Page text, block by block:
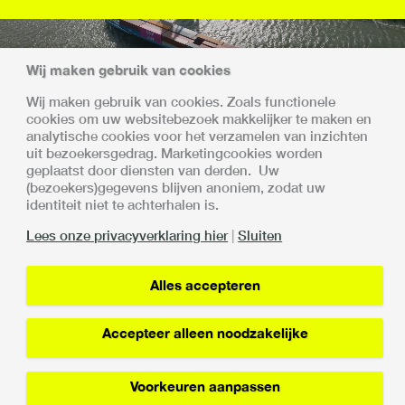
Samen sterk
Met alle deelnemers is afgesproken dat de invoering en
opschaling van de Vertrouwensketen gefaseerd en
gecontroleerd plaatsvindt.
De Vertrouwensketen is een samenwerking van:
Privacy verklaring
Wij maken gebruik van cookies
Wij maken gebruik van cookies. Zoals functionele
cookies om uw websitebezoek makkelijker te maken en
analytische cookies voor het verzamelen van inzichten
uit bezoekersgedrag. Marketingcookies worden
geplaatst door diensten van derden. Uw
(bezoekers)gegevens blijven anoniem, zodat uw
identiteit niet te achterhalen is.
Lees onze privacyverklaring hier
|Sluiten
Alles accepteren
Accepteer alleen noodzakelijke
Voorkeuren aanpassen